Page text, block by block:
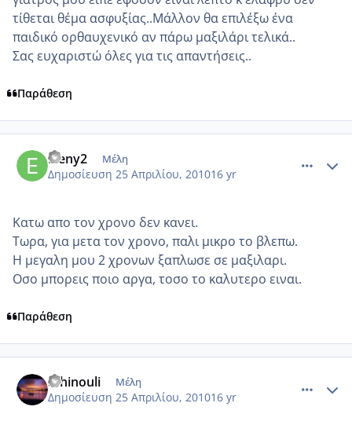
τίθεται θέμα ασφυξίας..Μάλλον θα επιλέξω ένα
παιδικό ορθαυχενικό αν πάρω μαξιλάρι τελικά..
Σας ευχαριστώ όλες για τις απαντήσεις..
Παράθεση
Eleny2 Μέλη
Δημοσίευση 25 Απριλίου, 201016 yr
Κατω απο τον χρονο δεν κανει.
Τωρα, για μετα τον χρονο, παλι μικρο το βλεπω.
Η μεγαλη μου 2 χρονων ξαπλωσε σε μαξιλαρι.
Οσο μπορεις ποιο αργα, τοσο το καλυτερο ειναι.
Παράθεση
athinouli Μέλη
Δημοσίευση 25 Απριλίου, 201016 yr